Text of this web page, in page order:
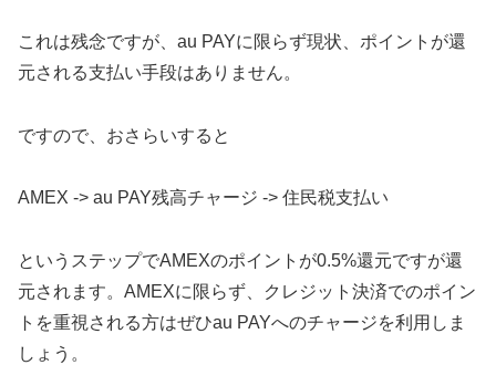
これは残念ですが、au PAYに限らず現状、ポイントが還
元される支払い手段はありません。
ですので、おさらいすると
AMEX -> au PAY残高チャージ -> 住民税支払い
というステップでAMEXのポイントが0.5%還元ですが還
元されます。AMEXに限らず、クレジット決済でのポイン
トを重視される方はぜひau PAYへのチャージを利用しま
しょう。